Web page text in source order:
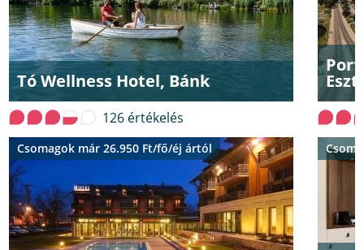
Tó Wellness Hotel, Bánk
126 értékelés
Csomagok már 26.950 Ft/fő/éj ártól